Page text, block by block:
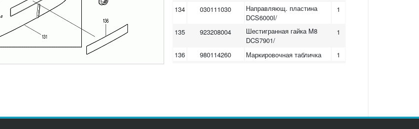
134 030111030
Направляющ. пластина
DCS6000I/
1
135 923208004
Шестигранная гайка M8
DCS7901/
1
136 980114260 Маркировочная табличка
1